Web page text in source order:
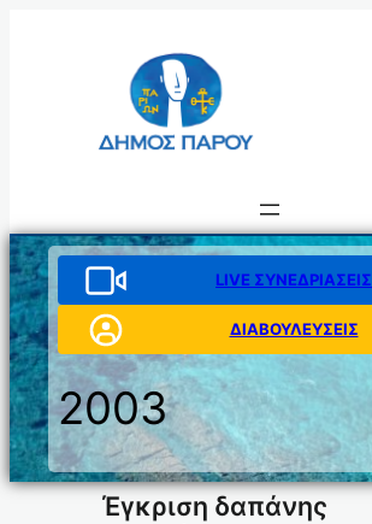
LIVE ΣΥΝΕΔΡΙΑΣΕΙΣ
ΔΙΑΒΟΥΛΕΥΣΕΙΣ
2003
Έγκριση δαπάνης